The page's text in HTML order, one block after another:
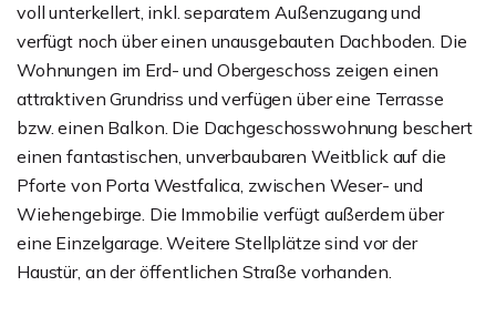
voll unterkellert, inkl. separatem Außenzugang und
verfügt noch über einen unausgebauten Dachboden. Die
Wohnungen im Erd- und Obergeschoss zeigen einen
attraktiven Grundriss und verfügen über eine Terrasse
bzw. einen Balkon. Die Dachgeschosswohnung beschert
einen fantastischen, unverbaubaren Weitblick auf die
Pforte von Porta Westfalica, zwischen Weser- und
Wiehengebirge. Die Immobilie verfügt außerdem über
eine Einzelgarage. Weitere Stellplätze sind vor der
Haustür, an der öffentlichen Straße vorhanden.